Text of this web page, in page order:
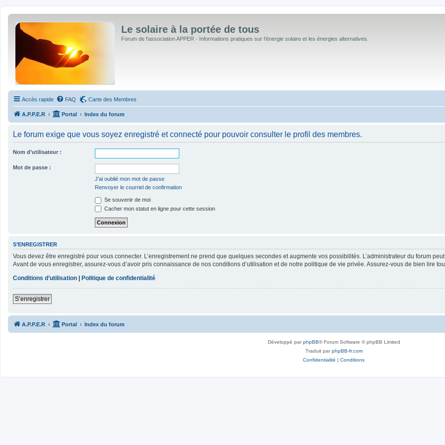
Le solaire à la portée de tous
Forum de l'association APPER - Informations pratiques sur l'énergie solaire et les énergies alternatives.
Accès rapide FAQ Carte des Membres
A.P.P.E.R Portal Index du forum
Le forum exige que vous soyez enregistré et connecté pour pouvoir consulter le profil des membres.
Nom d’utilisateur :
Mot de passe :
J’ai oublié mon mot de passe
Renvoyer le courriel de confirmation
Se souvenir de moi
Cacher mon statut en ligne pour cette session
S’ENREGISTRER
Vous devez être enregistré pour vous connecter. L’enregistrement ne prend que quelques secondes et augmente vos possibilités. L’administrateur du forum
Avant de vous enregistrer, assurez-vous d’avoir pris connaissance de nos conditions d’utilisation et de notre politique de vie privée. Assurez-vous de bien lire
Conditions d’utilisation | Politique de confidentialité
S’enregistrer
A.P.P.E.R Portal Index du forum
Développé parphpBB® Forum Software © phpBB Limited
Traduit parphpBB-fr.com
Confidentialité | Conditions